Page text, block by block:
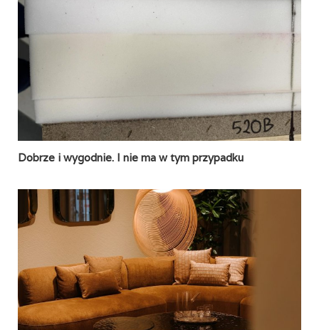
Dobrze i wygodnie. I nie ma w tym przypadku